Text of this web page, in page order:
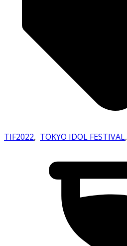
TIF2022, TOKYO IDOL FESTIVAL,